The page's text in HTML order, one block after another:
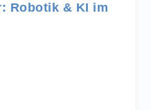
Robotik & KI im